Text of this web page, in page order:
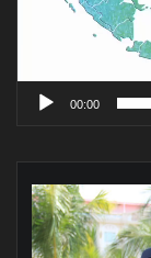
00:00